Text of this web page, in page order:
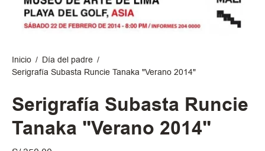
Inicio / Día del padre /
Serigrafía Subasta Runcie Tanaka "Verano 2014"
Serigrafía Subasta Runcie
Tanaka "Verano 2014"